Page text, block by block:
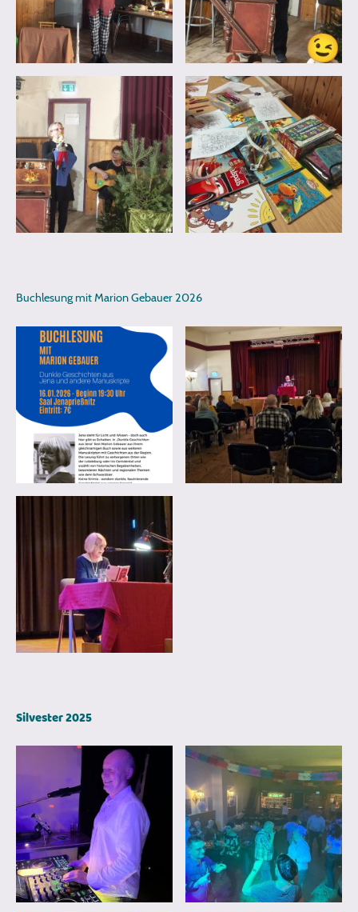
Buchlesung mit Marion Gebauer 2026
Silvester 2025